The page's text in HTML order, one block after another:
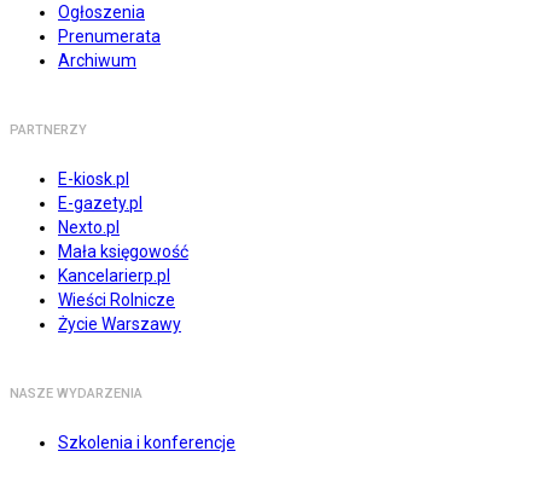
Ogłoszenia
Prenumerata
Archiwum
PARTNERZY
E-kiosk.pl
E-gazety.pl
Nexto.pl
Mała księgowość
Kancelarierp.pl
Wieści Rolnicze
Życie Warszawy
NASZE WYDARZENIA
Szkolenia i konferencje